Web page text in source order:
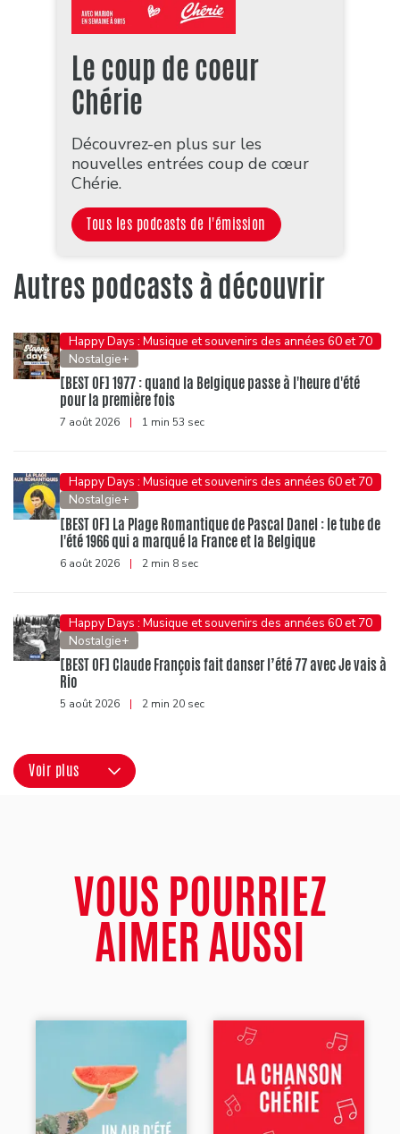
Le coup de coeur
Chérie
Découvrez-en plus sur les
nouvelles entrées coup de cœur
Chérie.
Tous les podcasts de l'émission
Autres podcasts à découvrir
Happy Days : Musique et souvenirs des années 60 et 70
Nostalgie+
[BEST OF] 1977 : quand la Belgique passe à l'heure d'été
pour la première fois
7 août 2026 | 1 min 53 sec
Happy Days : Musique et souvenirs des années 60 et 70
Nostalgie+
[BEST OF] La Plage Romantique de Pascal Danel : le tube de
l'été 1966 qui a marqué la France et la Belgique
6 août 2026 | 2 min 8 sec
Happy Days : Musique et souvenirs des années 60 et 70
Nostalgie+
[BEST OF] Claude François fait danser l’été 77 avec Je vais à
Rio
5 août 2026 | 2 min 20 sec
Voir plus
VOUS POURRIEZ
AIMER AUSSI